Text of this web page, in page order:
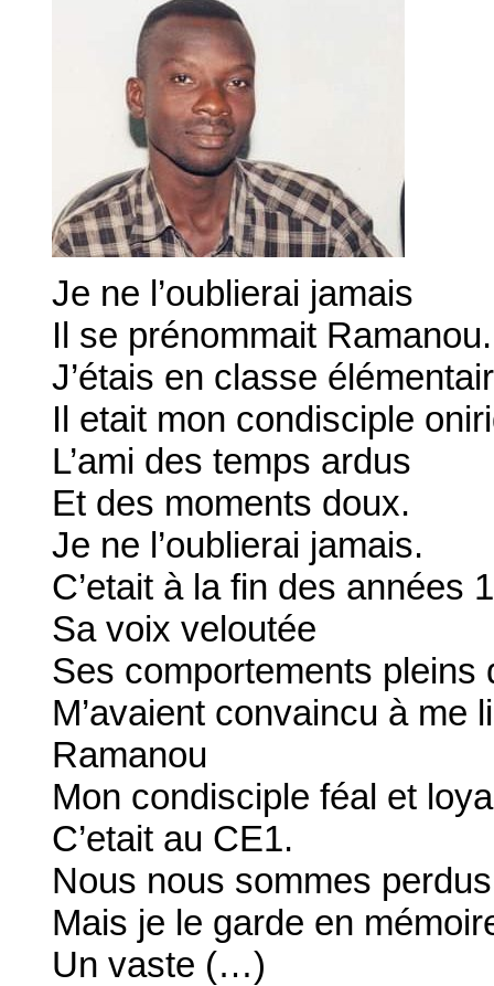
Je ne l’oublierai jamais
Il se prénommait Ramanou.
J’étais en classe
Il etait mon condisciple
L’ami des temps ardus
Et des moments doux.
Je ne l’oublierai jamais.
C’etait à la fin des années
Sa voix veloutée
Ses comportements pleins
M’avaient convaincu à me
Ramanou
Mon condisciple féal et
C’etait au CE1.
Nous nous sommes
Mais je le garde en
Un vaste (…)